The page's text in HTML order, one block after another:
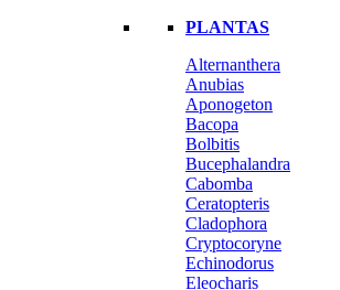
PLANTAS
Alternanthera
Anubias
Aponogeton
Bacopa
Bolbitis
Bucephalandra
Cabomba
Ceratopteris
Cladophora
Cryptocoryne
Echinodorus
Eleocharis